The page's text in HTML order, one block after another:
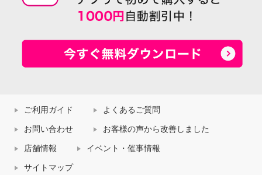
ご利用ガイド よくあるご質問
お問い合わせ お客様の声から改善しました
店舗情報 イベント・催事情報
サイトマップ